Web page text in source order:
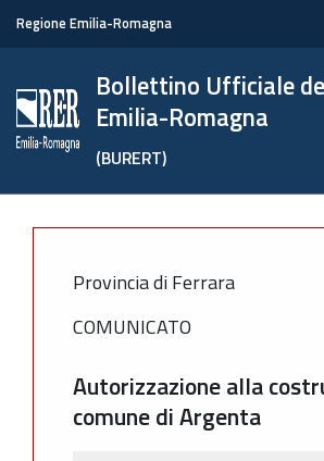
Regione Emilia-Romagna
Bollettino Ufficiale
Emilia-Romagna
(BURERT)
Provincia di Ferrara
COMUNICATO
Autorizzazione alla
comune di Argenta